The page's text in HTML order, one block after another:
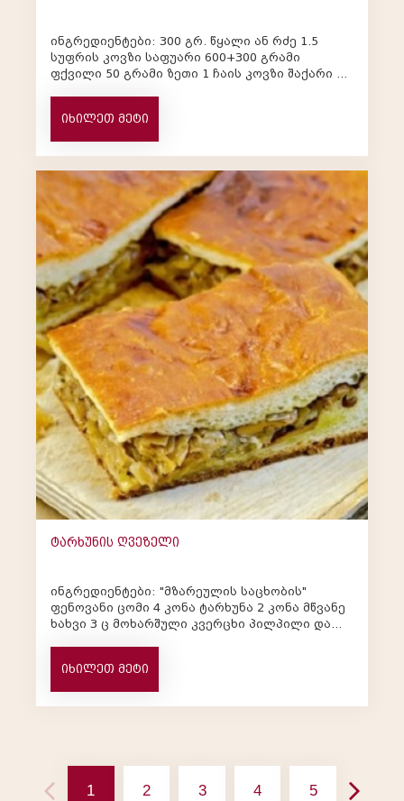
ინგრედიენტები: 300 გრ. წყალი ან რძე 1.5
სუფრის კოვზი საფუარი 600+300 გრამი
ფქვილი 50 გრამი ზეთი 1 ჩაის კოვზი შაქარი 1
იხილეთ მეტი
ტარხუნის ღვეზელი
ინგრედიენტები: "მზარეულის საცხობის"
ფენოვანი ცომი 4 კონა ტარხუნა 2 კონა მწვანე
ხახვი 3 ც მოხარშული კვერცხი პილპილი და
იხილეთ მეტი
1 2 3 4 5